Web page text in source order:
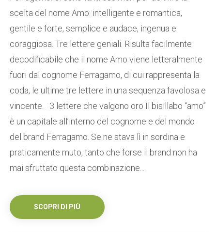
scelta del nome Amo: intelligente e romantica,
gentile e forte, semplice e audace, ingenua e
coraggiosa. Tre lettere geniali. Risulta facilmente
decodificabile che il nome Amo viene letteralmente
fuori dal cognome Ferragamo, di cui rappresenta la
coda, le ultime tre lettere in una sequenza favolosa e
vincente. 3 lettere che valgono oro Il bisillabo “amo”
è un capitale all’interno del cognome e del mondo
del brand Ferragamo. Se ne stava lì in sordina e
praticamente muto, tanto che forse il brand non ha
mai sfruttato questa combinazione....
SCOPRI DI PIÙ